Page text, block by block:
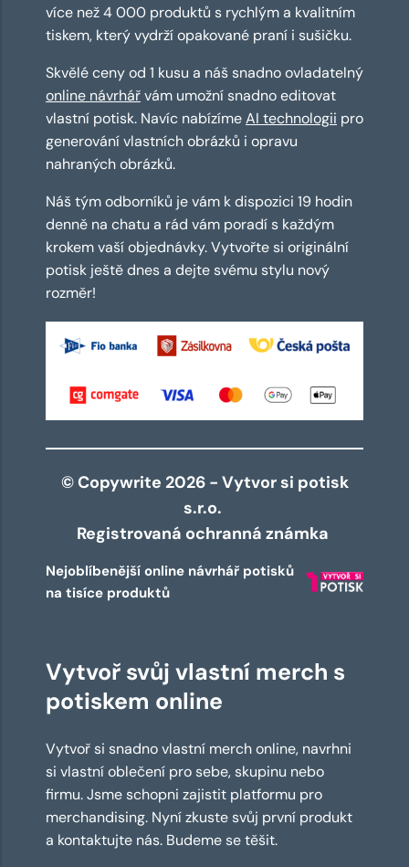
více než 4 000 produktů s rychlým a kvalitním
tiskem, který vydrží opakované praní i sušičku.
Skvělé ceny od 1 kusu a náš snadno ovladatelný
online návrhářvám umožní snadno editovat
vlastní potisk. Navíc nabízímeAI technologii pro
generování vlastních obrázků i opravu
nahraných obrázků.
Náš tým odborníků je vám k dispozici 19 hodin
denně na chatu a rád vám poradí s každým
krokem vaší objednávky. Vytvořte si originální
potisk ještě dnes a dejte svému stylu nový
rozměr!
© Copywrite 2026 - Vytvor si potisk
s.r.o.
Registrovaná ochranná známka
Nejoblíbenější online návrhář potisků
na tisíce produktů
Vytvoř svůj vlastní merch s
potiskem online
Vytvoř si snadno vlastní merch online, navrhni
si vlastní oblečení pro sebe, skupinu nebo
firmu. Jsme schopni zajistit platformu pro
merchandising. Nyní zkuste svůj první produkt
a kontaktujte nás. Budeme se těšit.